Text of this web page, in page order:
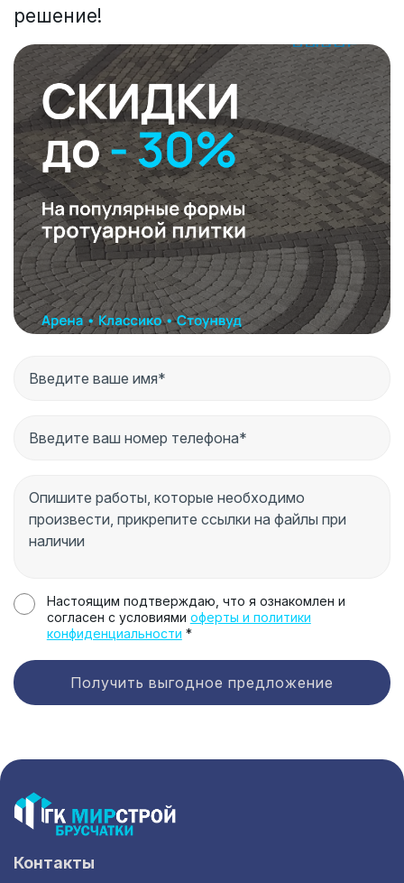
решение!
Настоящим подтверждаю, что я ознакомлен и
согласен с условиями оферты и политики
конфиденциальности *
Получить выгодное предложение
Контакты